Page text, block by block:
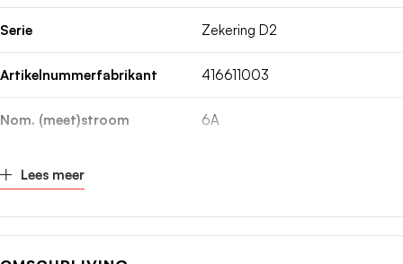
Serie Zekering D2
Artikelnummerfabrikant 416611003
Nom. (meet)stroom 6A
Nom. (meet)spanning
Lees meer